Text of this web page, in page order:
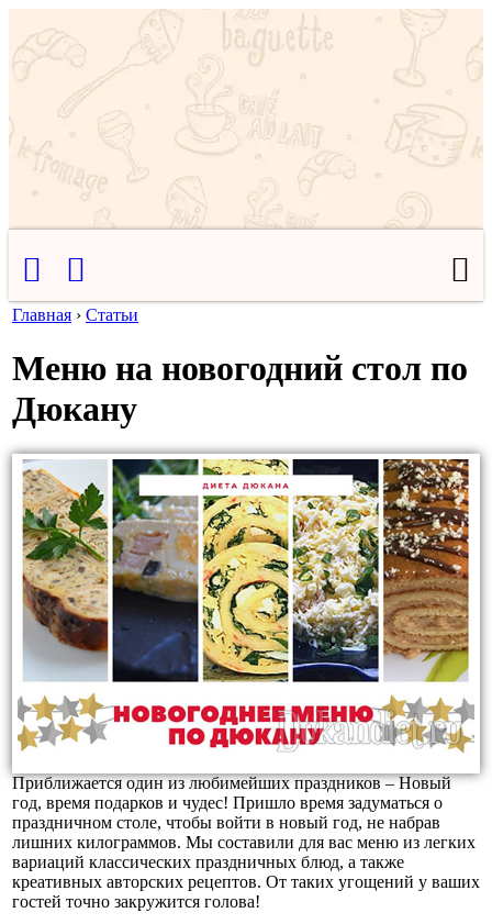
Главная › Статьи
Меню на новогодний стол по
Дюкану
Приближается один из любимейших праздников – Новый
год, время подарков и чудес! Пришло время задуматься о
праздничном столе, чтобы войти в новый год, не набрав
лишних килограммов. Мы составили для вас меню из легких
вариаций классических праздничных блюд, а также
креативных авторских рецептов. От таких угощений у ваших
гостей точно закружится голова!